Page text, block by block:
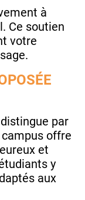
à
Ce soutien
votre
par
offre
et
y
aux